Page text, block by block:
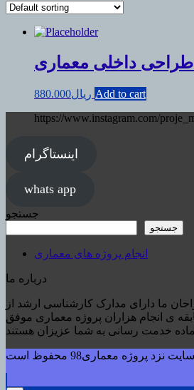
طراحی داخلی معماری
ریال880.000
Add to cart
https://www.instagram.com/
اینستاگرام
whats app
جستجو
جستجو
انجام پروژه های معماری
درباره ما
ما دارای مدارک کارشناسی ارشد از
ی انجام هزاران پروژه معماری موفق